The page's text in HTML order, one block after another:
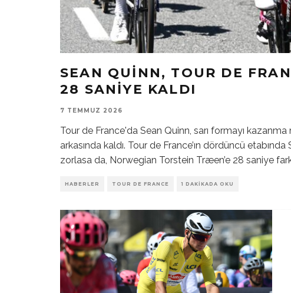
SEAN QUINN, TOUR DE
28 SANIYE KALDI
7 TEMMUZ 2026
Tour de France'da Sean Quinn, sarı formayı
arkasında kaldı. Tour de France’ın dördüncü
zorlasa da, Norwegian Torstein Træen’e 28 saniye
HABERLER TOUR DE FRANCE 1 DAKIKADA OKU